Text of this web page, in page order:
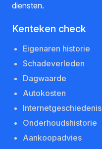
diensten.
Kenteken check
Eigenaren historie
Schadeverleden
Dagwaarde
Autokosten
Internetgeschiedenis
Onderhoudshistorie
Aankoopadvies